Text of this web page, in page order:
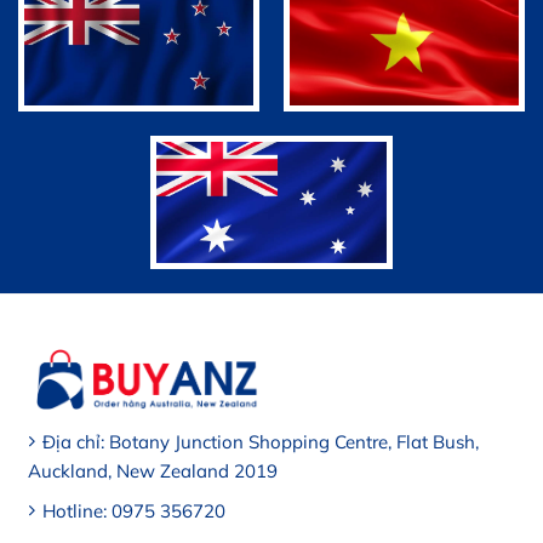
👉 Tuổi 35-40 – Collagen suy giảm nhanh: Nám sạm,
nếp nhăn, khô âm đạo, đau rát khi quan hệ, giảm ham
muốn..
👉 Tuổi 40-50 – Collagen suy giảm mạnh mẽ: Bốc hỏa
về đêm, mất ngủ đỗ mồ hôi, tim đập nhanh, dễ nổi cáu,
Các sản phẩm làm đẹp thông thường chỉ có tác dụng
dưỡng da tạm thời mà không kích thích tăng sinh
collagen tự thân và không bổ trợ sức khỏe từ bên trong.
PHƯƠNG PHÁP BỔ TRỢ COLLAGEN – TẾ
BÀO NHAU THAI AGE NO MORE
Địa chỉ: Botany Junction Shopping Centre, Flat Bush,
Auckland, New Zealand 2019
Hotline: 0975 356720